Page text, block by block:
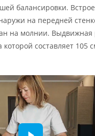
балансировки.
на передней
на молнии. Выдвижная
составляет 105